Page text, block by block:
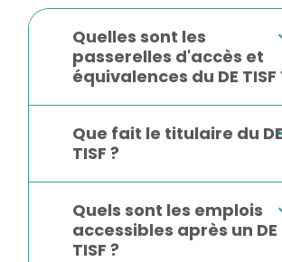
Quelles sont les
passerelles d'accès et
équivalences du DE TISF
Que fait le titulaire du
TISF ?
Quels sont les emplois
accessibles après un DE
TISF ?